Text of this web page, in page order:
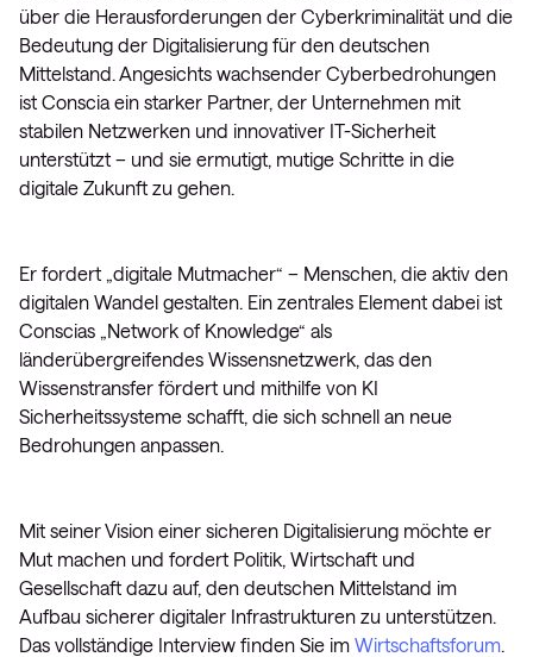
über die Herausforderungen der Cyberkriminalität und die
Bedeutung der Digitalisierung für den deutschen
Mittelstand. Angesichts wachsender Cyberbedrohungen
ist Conscia ein starker Partner, der Unternehmen mit
stabilen Netzwerken und innovativer IT-Sicherheit
unterstützt – und sie ermutigt, mutige Schritte in die
digitale Zukunft zu gehen.
Er fordert „digitale Mutmacher“ – Menschen, die aktiv den
digitalen Wandel gestalten. Ein zentrales Element dabei ist
Conscias „Network of Knowledge“ als
länderübergreifendes Wissensnetzwerk, das den
Wissenstransfer fördert und mithilfe von KI
Sicherheitssysteme schafft, die sich schnell an neue
Bedrohungen anpassen.
Mit seiner Vision einer sicheren Digitalisierung möchte er
Mut machen und fordert Politik, Wirtschaft und
Gesellschaft dazu auf, den deutschen Mittelstand im
Aufbau sicherer digitaler Infrastrukturen zu unterstützen.
Das vollständige Interview finden Sie im Wirtschaftsforum.